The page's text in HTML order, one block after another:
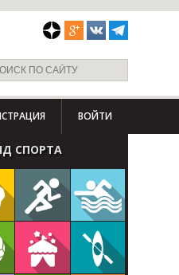
ВОЙТИ
СПОРТА